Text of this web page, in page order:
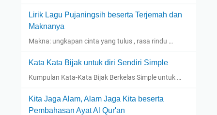
Lirik Lagu Pujaningsih beserta Terjemah dan
Maknanya
Makna: ungkapan cinta yang tulus , rasa rindu …
Kata Kata Bijak untuk diri Sendiri Simple
Kumpulan Kata-Kata Bijak Berkelas Simple untuk …
Kita Jaga Alam, Alam Jaga Kita beserta
Pembahasan Ayat Al Qur'an